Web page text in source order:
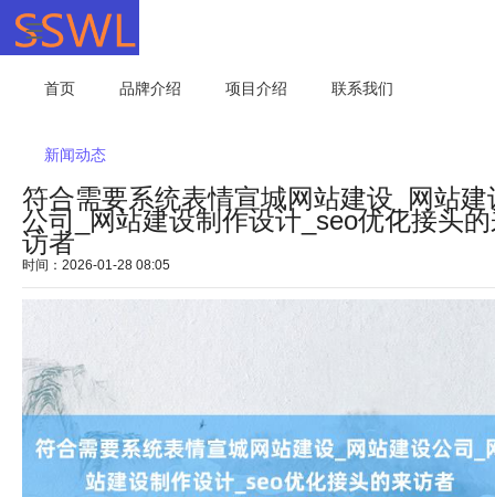
首页 品牌介绍 项目介绍 联系我们
新闻动态
符合需要系统表情宣城网站建设_网站建
公司_网站建设制作设计_seo优化接头
访者
时间：2026-01-28 08:05